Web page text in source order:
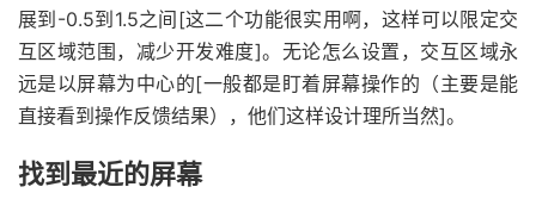
展到-0.5到1.5之间[这二个功能很实用啊，这样可以限定交
互区域范围，减少开发难度]。无论怎么设置，交互区域永
远是以屏幕为中心的[一般都是盯着屏幕操作的（主要是能
直接看到操作反馈结果），他们这样设计理所当然]。
找到最近的屏幕